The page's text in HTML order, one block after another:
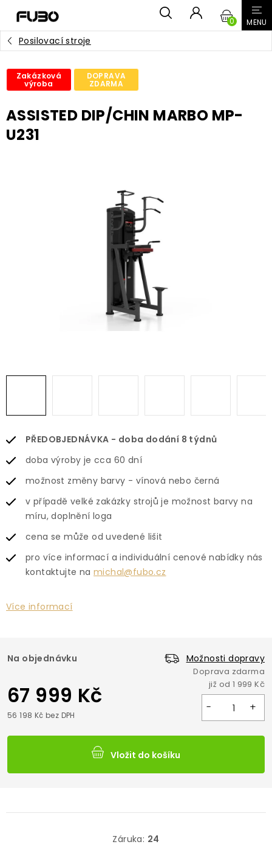
obsah
Posilovací stroje
Zakázková
výroba
DOPRAVA
ZDARMA
ASSISTED DIP/CHIN MARBO MP-
U231
PŘEDOBJEDNÁVKA - doba dodání 8 týdnů
doba výroby je cca 60 dní
možnost změny barvy - vínová nebo černá
v případě velké zakázky strojů je možnost barvy na
míru, doplnění loga
cena se může od uvedené lišit
pro více informací a individuální cenové nabídky nás
kontaktujte namichal@fubo.cz
Více informací
Na objednávku Možnosti dopravy
67 999 Kč
56 198 Kč bez DPH
Vložit do košíku
Záruka: 24